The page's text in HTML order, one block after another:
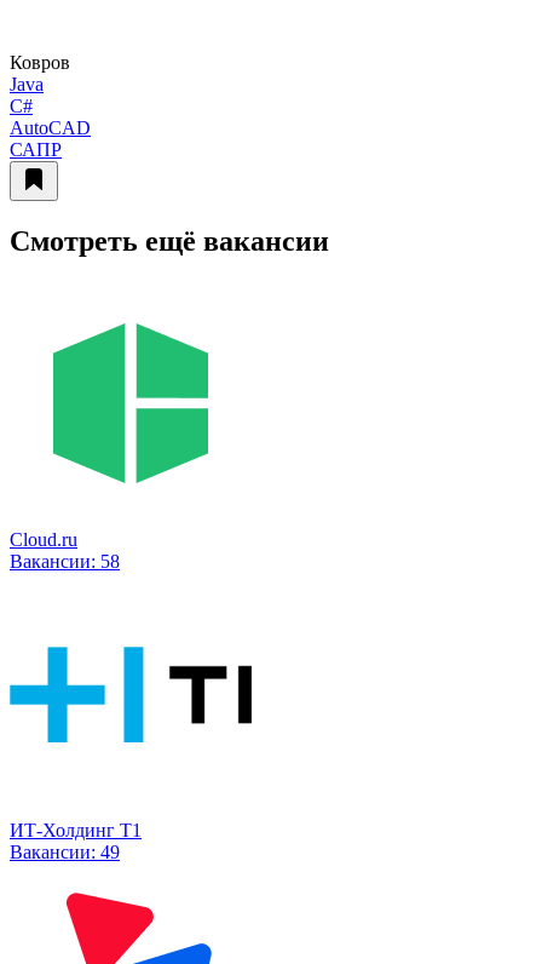
Ковров
Java
C#
AutoCAD
САПР
Смотреть ещё вакансии
Cloud.ru
Вакансии: 58
ИТ-Холдинг Т1
Вакансии: 49